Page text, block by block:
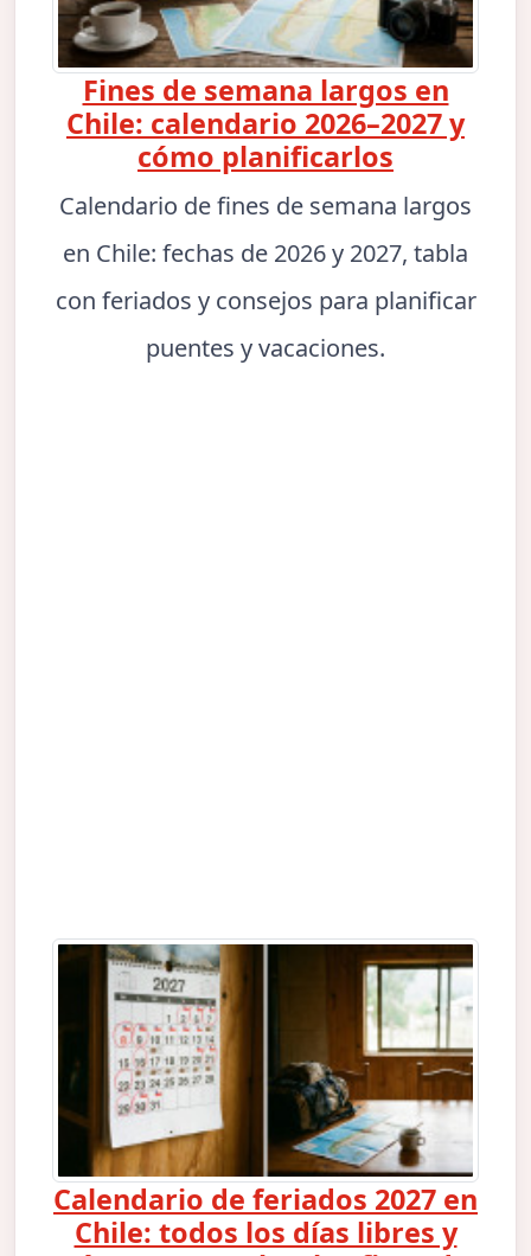
Fines de semana largos en
Chile: calendario 2026–2027 y
cómo planificarlos
Calendario de fines de semana largos
en Chile: fechas de 2026 y 2027, tabla
con feriados y consejos para planificar
puentes y vacaciones.
Calendario de feriados 2027 en
Chile: todos los días libres y